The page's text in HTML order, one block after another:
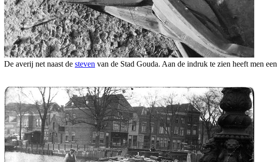
De averij net naast de steven van de Stad Gouda. Aan de indruk te zien heeft men een